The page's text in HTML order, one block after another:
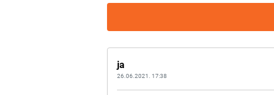
ja
26.06.2021. 17:38